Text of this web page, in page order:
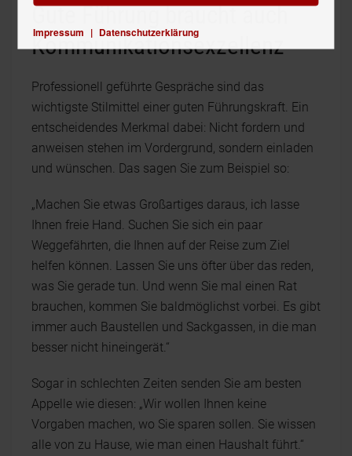
Gute Führung braucht auch
Kommunikationsexzellenz
Professionell geführte Gespräche sind das
wichtigste Stilmittel einer guten Führungskraft. Ein
entscheidendes Merkmal dabei: Nicht fordern und
anweisen stehen im Vordergrund, sondern einladen
und wünschen. Das sagen Sie zum Beispiel so:
„Machen Sie etwas Großartiges daraus, ich lasse
Ihnen freie Hand. Suchen Sie sich ein paar
Weggefährten, die Ihnen auf der Reise zum Ziel
helfen können. Lassen Sie uns öfter über das reden,
was Sie gerade tun. Und wenn Sie mal einen Rat
brauchen, kommen Sie baldmöglichst vorbei. Es gibt
immer auch Baustellen und Sackgassen, in die man
besser nicht hineingerät.“
Sogar in schlechten Zeiten senden Sie am besten
Appelle wie diesen: „Wir wollen Ihnen keine
Vorgaben machen, wo Sie sparen sollen. Sie wissen
alle von zu Hause, wie man einen Haushalt führt.“
Impressum | Datenschutzerklärung